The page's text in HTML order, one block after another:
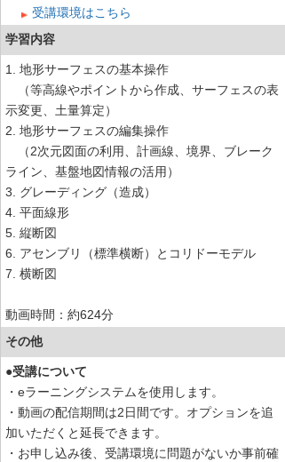
受講環境はこちら
学習内容
1. 地形サーフェスの基本操作
（等高線やポイントから作成、サーフェスの表
示変更、土量算定）
2. 地形サーフェスの編集操作
（2次元図面の利用、計画線、境界、ブレーク
ライン、基盤地図情報の活用）
3. グレーディング（造成）
4. 平面線形
5. 縦断図
6. アセンブリ（標準横断）とコリドーモデル
7. 横断図
動画時間：約624分
その他
●受講について
・eラーニングシステムを使用します。
・動画の配信期間は2日間です。オプションを追
加いただくと延長できます。
・お申し込み後、受講環境に問題がないか事前確